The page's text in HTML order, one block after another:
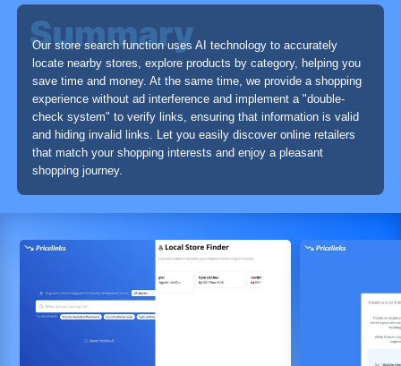
Our store search function uses AI technology to accurately
locate nearby stores, explore products by category, helping you
save time and money. At the same time, we provide a shopping
experience without ad interference and implement a "double-
check system" to verify links, ensuring that information is valid
and hiding invalid links. Let you easily discover online retailers
that match your shopping interests and enjoy a pleasant
shopping journey.